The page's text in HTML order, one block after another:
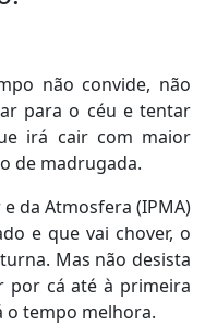
não convide, não
para o céu e tentar
irá cair com maior
de madrugada.
da Atmosfera (IPMA)
e que vai chover, o
Mas não desista
por cá até à primeira
o tempo melhora.